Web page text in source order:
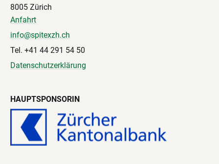
8005 Zürich
Anfahrt
info@spitexzh.ch
Tel. +41 44 291 54 50
Datenschutzerklärung
HAUPTSPONSORIN